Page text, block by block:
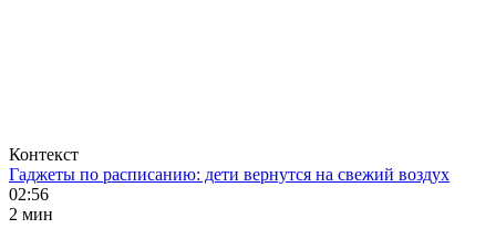
Контекст
Гаджеты по расписанию: дети вернутся на свежий воздух
02:56
2 мин